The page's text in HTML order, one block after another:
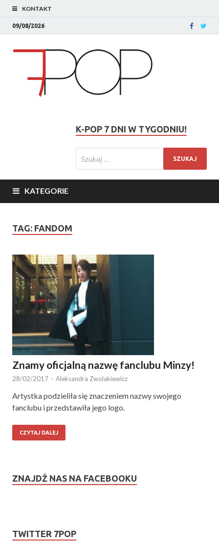
KONTAKT
09/08/2026
K-POP 7 DNI W TYGODNIU!
KATEGORIE
TAG: FANDOM
Znamy oficjalną nazwę fanclubu Minzy!
28/02/2017 - Aleksandra Zwolakiewicz
Artystka podzieliła się znaczeniem nazwy swojego
fanclubu i przedstawiła jego logo.
CZYTAJ DALEJ
ZNAJDŹ NAS NA FACEBOOKU
TWITTER 7POP